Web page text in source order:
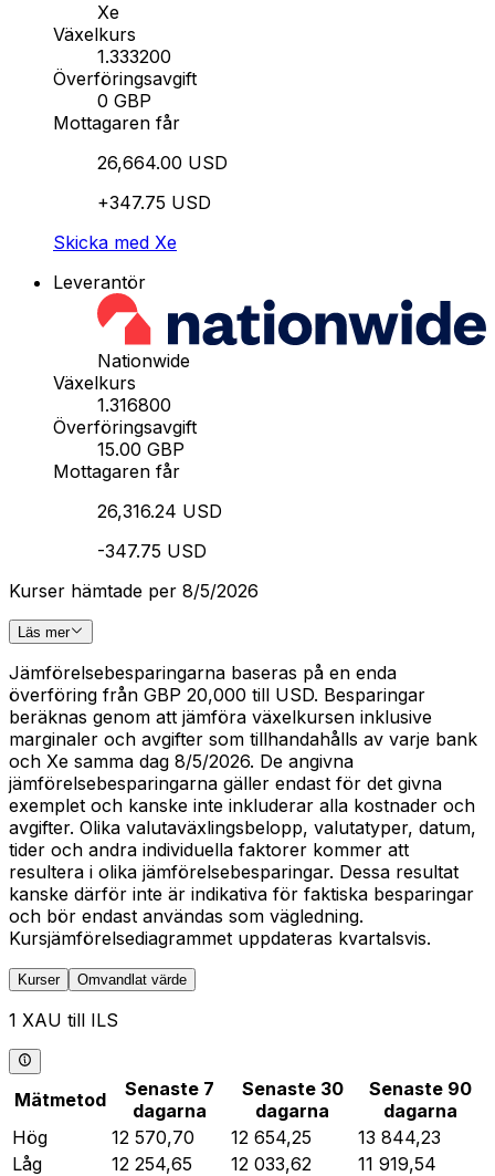
Xe
Växelkurs
1.333200
Överföringsavgift
0 GBP
Mottagaren får
26,664.00 USD
+347.75 USD
Skicka med Xe
Leverantör
Nationwide
Växelkurs
1.316800
Överföringsavgift
15.00 GBP
Mottagaren får
26,316.24 USD
-347.75 USD
Kurser hämtade per 8/5/2026
Läs mer
Jämförelsebesparingarna baseras på en enda
överföring från GBP 20,000 till USD. Besparingar
beräknas genom att jämföra växelkursen inklusive
marginaler och avgifter som tillhandahålls av varje bank
och Xe samma dag 8/5/2026. De angivna
jämförelsebesparingarna gäller endast för det givna
exemplet och kanske inte inkluderar alla kostnader och
avgifter. Olika valutaväxlingsbelopp, valutatyper, datum,
tider och andra individuella faktorer kommer att
resultera i olika jämförelsebesparingar. Dessa resultat
kanske därför inte är indikativa för faktiska besparingar
och bör endast användas som vägledning.
Kursjämförelsediagrammet uppdateras kvartalsvis.
Kurser Omvandlat värde
1 XAU till ILS
Mätmetod
Senaste 7
dagarna
Senaste 30
dagarna
Senaste 90
dagarna
Hög
12 570,70 12 654,25
13 844,23
Låg
12 254,65 12 033,62
11 919,54